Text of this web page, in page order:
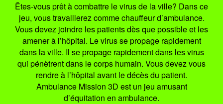
Êtes-vous prêt à combattre le virus de la ville? Dans ce
jeu, vous travaillerez comme chauffeur d’ambulance.
Vous devez joindre les patients dès que possible et les
amener à l’hôpital. Le virus se propage rapidement
dans la ville. Il se propage rapidement dans les virus
qui pénètrent dans le corps humain. Vous devez vous
rendre à l’hôpital avant le décès du patient.
Ambulance Mission 3D est un jeu amusant
d’équitation en ambulance.